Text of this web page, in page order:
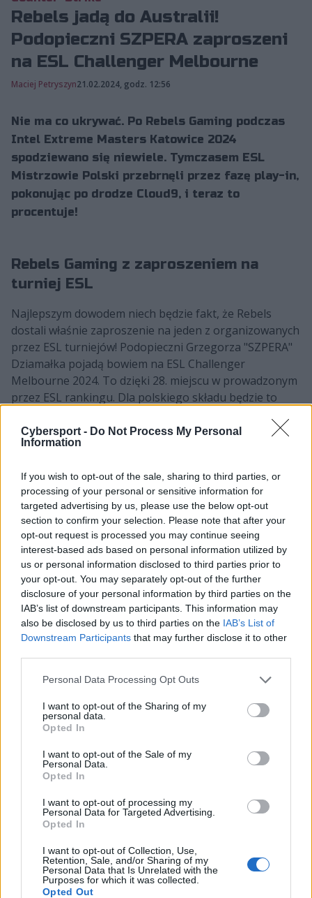
Cybersport - Do Not Process My Personal
Information
If you wish to opt-out of the sale, sharing to third parties, or
processing of your personal or sensitive information for
targeted advertising by us, please use the below opt-out
section to confirm your selection. Please note that after your
opt-out request is processed you may continue seeing
interest-based ads based on personal information utilized by
us or personal information disclosed to third parties prior to
your opt-out. You may separately opt-out of the further
disclosure of your personal information by third parties on the
IAB’s list of downstream participants. This information may
also be disclosed by us to third parties on the IAB’s List of
Downstream Participants that may further disclose it to other
Personal Data Processing Opt Outs
I want to opt-out of the Sharing of my
personal data.
Opted In
I want to opt-out of the Sale of my
Personal Data.
Opted In
I want to opt-out of processing my
Personal Data for Targeted Advertising.
Opted In
I want to opt-out of Collection, Use,
Retention, Sale, and/or Sharing of my
Personal Data that Is Unrelated with the
Purposes for which it was collected.
Opted Out
Rebels jadą do Australii!
Podopieczni SZPERA zaproszeni
na ESL Challenger Melbourne
Maciej Petryszyn21.02.2024, godz. 12:56
Nie ma co ukrywać. Po Rebels Gaming podczas
Intel Extreme Masters Katowice 2024
spodziewano się niewiele. Tymczasem ESL
Mistrzowie Polski przebrnęli przez fazę play-in,
pokonując po drodze Cloud9, i teraz to
procentuje!
Rebels Gaming z zaproszeniem na
turniej ESL
Najlepszym dowodem niech będzie fakt, że Rebels
dostali właśnie zaproszenie na jeden z organizowanych
przez ESL turniejów! Podopieczni Grzegorza "SZPERA"
Dziamałka pojadą bowiem na ESL Challenger
Melbourne 2024. To dzięki 28. miejscu w prowadzonym
przez ESL rankingu. Dla polskiego składu będzie to
Katowice 2024. A jednocześnie również szansa, by
zgarnąć kolejne cenne punkty i w przyszłości otrzymać
ewentualnie do zamkniętych eliminacji. Niemniej w
Australii, chociaż sam prestiż imprezy nie będzie
oczywiście najwyższy, o ewentualny sukces wcale nie
będzie łatwo.
CZYTAJ TEŻ:SZPERO: Nie spodziewałem się tak
szybko zostać trenerem [WYWIAD]
Wszak poza Rebels zaproszenia wpadły w ręce również
Apeks oraz MIBR-u. I obie te formacje mają podstawy,
by poważnie myśleć o podbiciu Melbourne. Chrapkę na
sukces na własnej ziemi będą mieli również Rooster,
Bynajmniej jednak ani Koguty, ani drugi z
reprezentantów gospodarzy, Sunday School, nie będą
uchodzić za faworytów. Podobnie sytuacja ma się w
przypadku triumfatora azjatyckich eliminacji,
NewHappy, oraz Party Astronauts, którzy okazali się
najlepsi w Ameryce Północnej. Na ten moment nie
Tego wyłoni europejski turniej eliminacyjny, który
odbędzie się między 26 lutego a 1 marca.
Lista uczestnikówESL Challenger
Melbourne 2024: